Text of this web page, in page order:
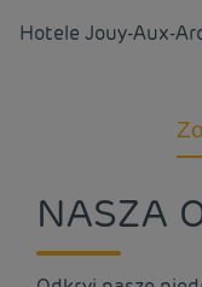
Hotele Jouy-Aux-
HoteleYutz
NASZA